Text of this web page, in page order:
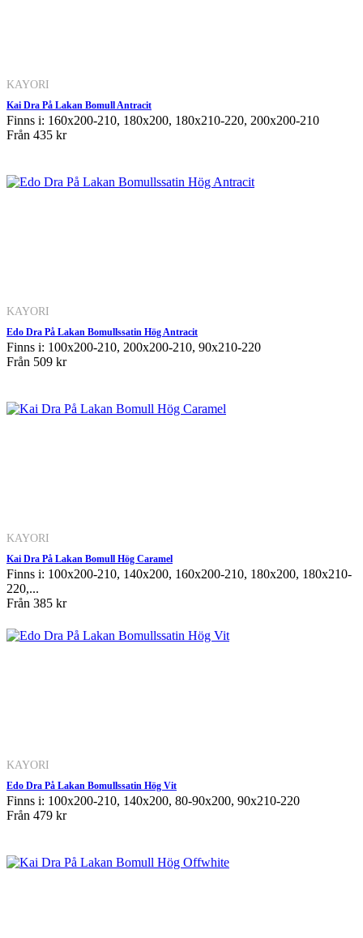
KAYORI
Kai Dra På Lakan Bomull Antracit
Finns i: 160x200-210, 180x200, 180x210-220, 200x200-210
Från 435 kr
KAYORI
Edo Dra På Lakan Bomullssatin Hög Antracit
Finns i: 100x200-210, 200x200-210, 90x210-220
Från 509 kr
KAYORI
Kai Dra På Lakan Bomull Hög Caramel
Finns i: 100x200-210, 140x200, 160x200-210, 180x200, 180x210-
220,...
Från 385 kr
KAYORI
Edo Dra På Lakan Bomullssatin Hög Vit
Finns i: 100x200-210, 140x200, 80-90x200, 90x210-220
Från 479 kr